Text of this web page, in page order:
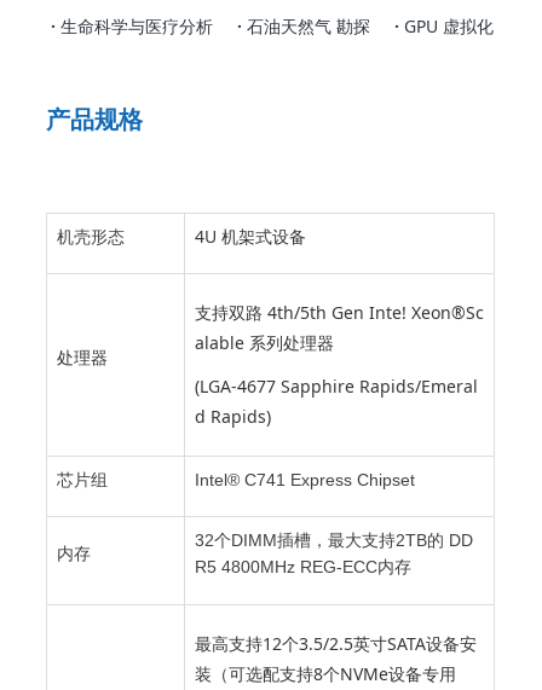
· 生命科学与医疗分析 · 石油天然气 勘探 · GPU 虚拟化
产品规格
机壳形态 4U 机架式设备
处理器
支持双路 4th/5th Gen Inte! Xeon®Sc
alable 系列处理器
(LGA-4677 Sapphire Rapids/Emeral
d Rapids)
芯片组 Intel® C741 Express Chipset
内存
32个DIMM插槽，最大支持2TB的 DD
R5 4800MHz REG-ECC内存
最高支持12个3.5/2.5英寸SATA设备安
装（可选配支持8个NVMe设备专用